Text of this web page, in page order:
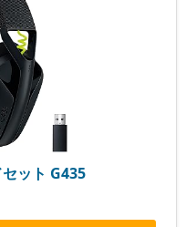
ット G435